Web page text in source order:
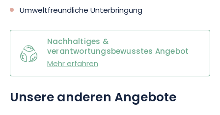
Umweltfreundliche Unterbringung
Nachhaltiges &
verantwortungsbewusstes Angebot
Mehr erfahren
Unsere anderen Angebote